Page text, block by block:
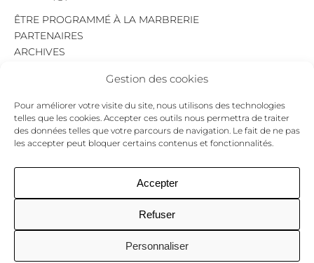
Gestion des cookies
Pour améliorer votre visite du site, nous utilisons des technologies
telles que les cookies. Accepter ces outils nous permettra de traiter
des données telles que votre parcours de navigation. Le fait de ne pas
les accepter peut bloquer certains contenus et fonctionnalités.
Accepter
Refuser
Personnaliser
ÊTRE PROGRAMMÉ À LA MARBRERIE
PARTENAIRES
ARCHIVES
MENTIONS LÉGALES
POLITIQUE DE CONFIDENTIALITÉ
COOKIES
NEWSLETTER
pour ne jamais passer à côté d’un événement.